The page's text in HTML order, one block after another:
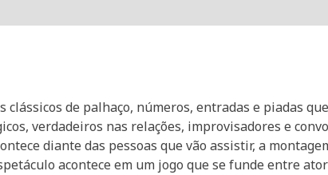
de palhaço, números, entradas e piadas
verdadeiros nas relações, improvisadores e
diante das pessoas que vão assistir, a
acontece em um jogo que se funde entre